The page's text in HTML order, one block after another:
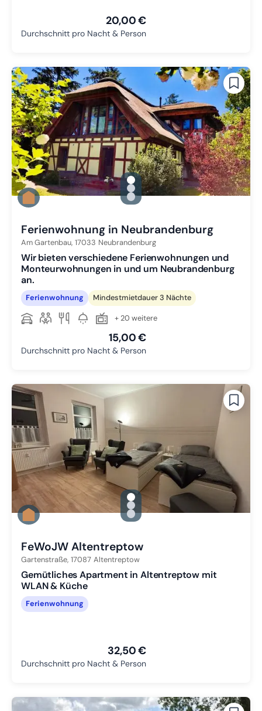
20,00 €
Durchschnitt pro Nacht & Person
gallery.slide_selector
Zu Slide 1 wechseln
Zu Slide 2 wechseln
Zu Slide 3 wechseln
Ferienwohnung in Neubrandenburg
Am Gartenbau, 17033 Neubrandenburg
Wir bieten verschiedene Ferienwohnungen und
Monteurwohnungen in und um Neubrandenburg
an.
Ferienwohnung Mindestmietdauer 3 Nächte
+ 20 weitere
15,00 €
Durchschnitt pro Nacht & Person
gallery.slide_selector
Zu Slide 1 wechseln
Zu Slide 2 wechseln
Zu Slide 3 wechseln
FeWoJW Altentreptow
Gartenstraße, 17087 Altentreptow
Gemütliches Apartment in Altentreptow mit
WLAN & Küche
Ferienwohnung
32,50 €
Durchschnitt pro Nacht & Person